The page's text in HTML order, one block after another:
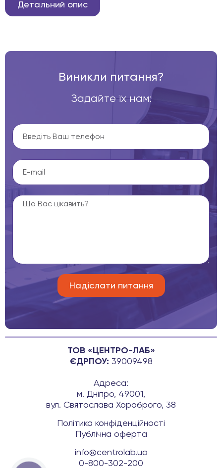
Детальний опис
Виникли питання?
Задайте їх нам:
ТОВ «ЦЕНТРО-ЛАБ»
ЄДРПОУ: 39009498
Адреса:
м. Дніпро, 49001,
вул. Святослава Хороброго, 38
Політика конфіденційності
Публічна оферта
info@centrolab.ua
0-800-302-200